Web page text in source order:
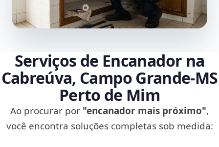
Serviços de Encanador na
Cabreúva, Campo Grande‑MS
Perto de Mim
Ao procurar por "encanador mais próximo",
você encontra soluções completas sob medida: